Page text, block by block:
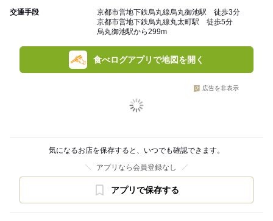
交通手段
京都市営地下鉄烏丸線烏丸御池駅 徒歩3分
京都市営地下鉄烏丸線丸太町駅 徒歩5分
烏丸御池駅から299m
食べログアプリで地図を開く
広告を非表示
気になるお店を保存すると、いつでも確認できます。
アプリなら会員登録なし
アプリで保存する